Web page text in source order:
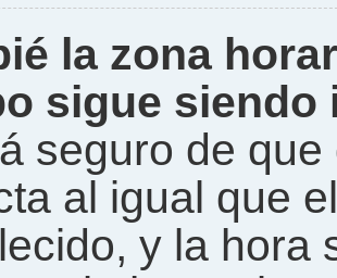
la zona
sigue siendo
seguro de
al igual que
y la hora